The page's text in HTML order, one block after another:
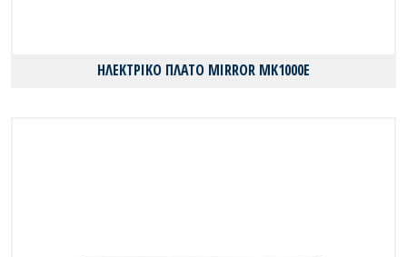
ΗΛΕΚΤΡΙΚΟ ΠΛΑΤΟ MIRROR MK1000E